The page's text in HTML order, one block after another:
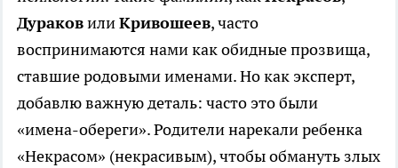
ДураковилиКривошеев, часто
воспринимаются нами как обидные прозвища,
ставшие родовыми именами. Но как эксперт,
добавлю важную деталь: часто это были
«имена-обереги». Родители нарекали ребенка
«Некрасом» (некрасивым), чтобы обмануть злых